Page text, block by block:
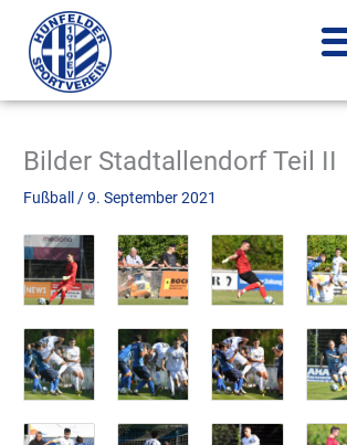
Inhalt
springen
Bilder Stadtallendorf Teil II
Fußball /9. September 2021